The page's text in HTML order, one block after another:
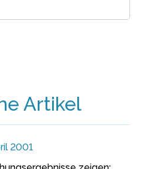
Artikel
2001